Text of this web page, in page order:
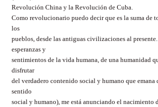
Revolución China y la Revolución de Cuba.
Como revolucionario puedo decir que es la suma de
los
pueblos, desde las antiguas civilizaciones al
esperanzas y
sentimientos de la vida humana, de una humanidad
disfrutar
del verdadero contenido social y humano que emana
sentido
social y humano), me está anunciando el nacimiento